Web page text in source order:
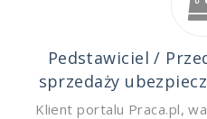
Pedstawiciel /
sprzedaży
Klient portalu Praca.pl,